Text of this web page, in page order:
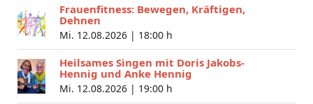
Frauenfitness: Bewegen, Kräftigen,
Dehnen
Mi. 12.08.2026 | 18:00 h
Heilsames Singen mit Doris Jakobs-
Hennig und Anke Hennig
Mi. 12.08.2026 | 19:00 h